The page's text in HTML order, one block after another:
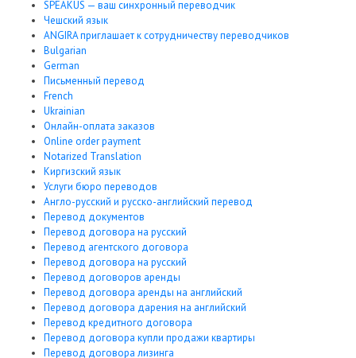
SPEAKUS — ваш синхронный переводчик
Чешский язык
ANGIRA приглашает к сотрудничеству переводчиков
Bulgarian
German
Письменный перевод
French
Ukrainian
Онлайн-оплата заказов
Online order payment
Notarized Translation
Киргизский язык
Услуги бюро переводов
Англо-русский и русско-английский перевод
Перевод документов
Перевод договора на русский
Перевод агентского договора
Перевод договора на русский
Перевод договоров аренды
Перевод договора аренды на английский
Перевод договора дарения на английский
Перевод кредитного договора
Перевод договора купли продажи квартиры
Перевод договора лизинга